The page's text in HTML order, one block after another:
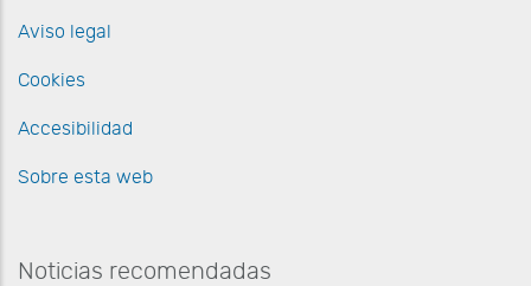
Aviso legal
Cookies
Accesibilidad
Sobre esta web
Noticias recomendadas